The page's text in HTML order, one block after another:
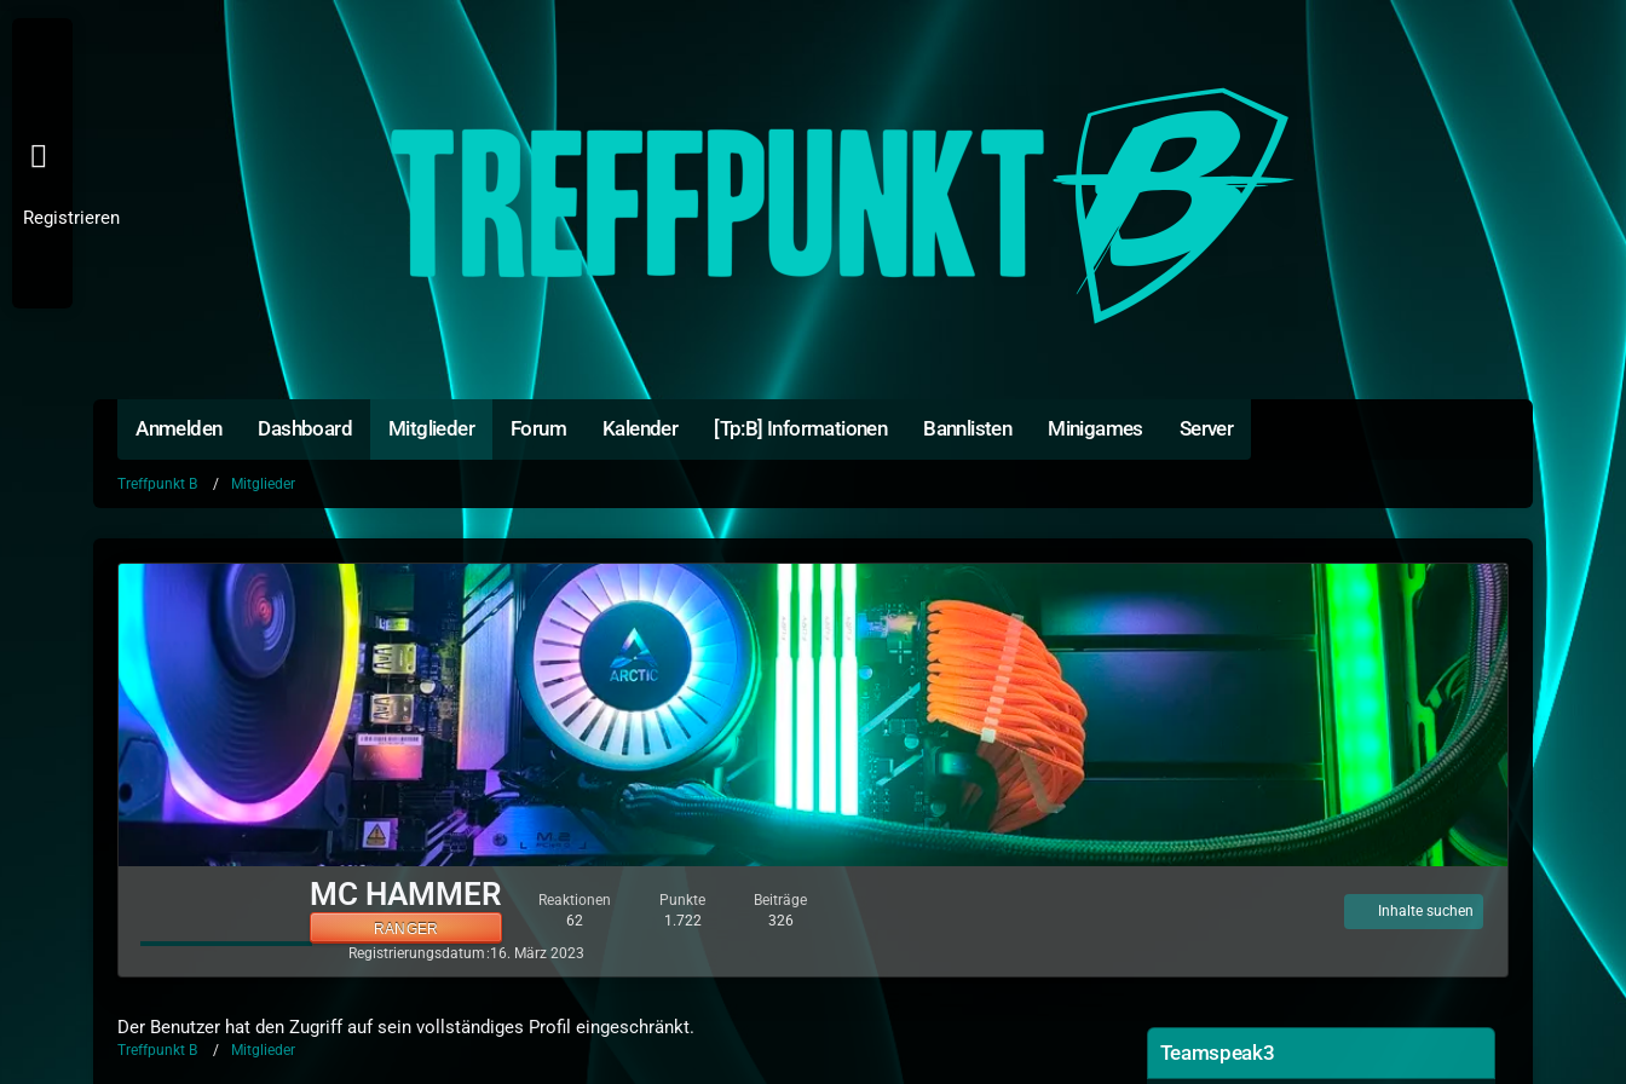
Anmelden Dashboard Mitglieder Forum Kalender [Tp:B] Informationen Bannlisten Minigames Server
Registrieren
Treffpunkt B Mitglieder
MC HAMMER
RANGER
Reaktionen
62
Punkte
1.722
Beiträge
326
Inhalte suchen
Registrierungsdatum 16. März 2023
Der Benutzer hat den Zugriff auf sein vollständiges Profil eingeschränkt.
Treffpunkt B Mitglieder Teamspeak3